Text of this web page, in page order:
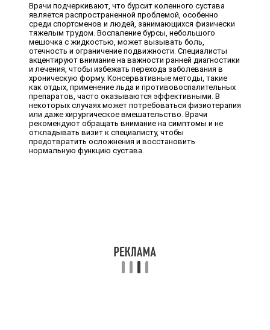
Врачи подчеркивают, что бурсит коленного сустава
является распространенной проблемой, особенно
среди спортсменов и людей, занимающихся физически
тяжелым трудом. Воспаление бурсы, небольшого
мешочка с жидкостью, может вызывать боль,
отечность и ограничение подвижности. Специалисты
акцентируют внимание на важности ранней диагностики
и лечения, чтобы избежать перехода заболевания в
хроническую форму. Консервативные методы, такие
как отдых, применение льда и противовоспалительных
препаратов, часто оказываются эффективными. В
некоторых случаях может потребоваться физиотерапия
или даже хирургическое вмешательство. Врачи
рекомендуют обращать внимание на симптомы и не
откладывать визит к специалисту, чтобы
предотвратить осложнения и восстановить
нормальную функцию сустава.